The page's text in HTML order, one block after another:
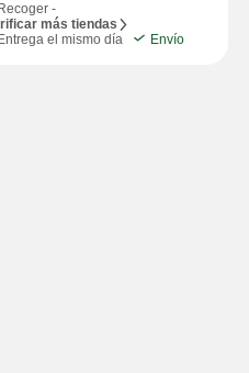
Recoger -
más tiendas
Entrega el mismo día
Envío